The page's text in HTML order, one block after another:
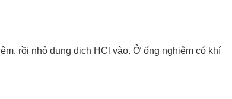
rồi nhỏ dung dịch HCl vào. Ở ống nghiệm có khí